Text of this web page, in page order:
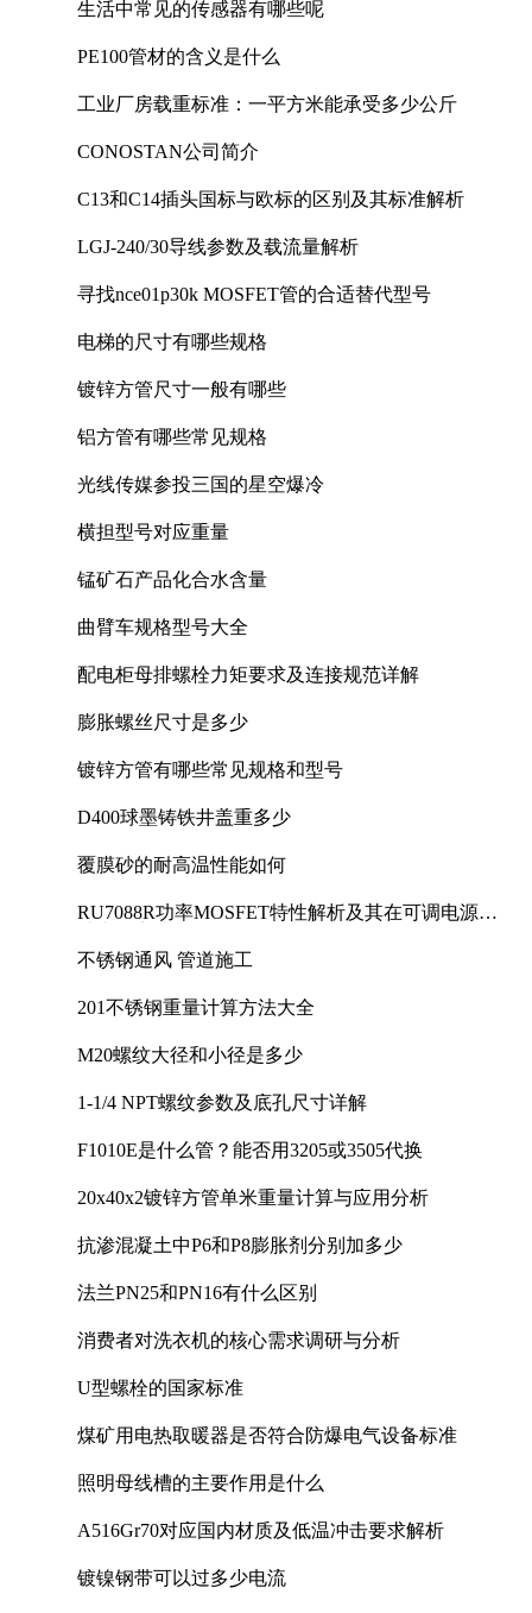
生活中常见的传感器有哪些呢
PE100管材的含义是什么
工业厂房载重标准：一平方米能承受多少公斤
CONOSTAN公司简介
C13和C14插头国标与欧标的区别及其标准解析
LGJ-240/30导线参数及载流量解析
寻找nce01p30k MOSFET管的合适替代型号
电梯的尺寸有哪些规格
镀锌方管尺寸一般有哪些
铝方管有哪些常见规格
光线传媒参投三国的星空爆冷
横担型号对应重量
锰矿石产品化合水含量
曲臂车规格型号大全
配电柜母排螺栓力矩要求及连接规范详解
膨胀螺丝尺寸是多少
镀锌方管有哪些常见规格和型号
D400球墨铸铁井盖重多少
覆膜砂的耐高温性能如何
RU7088R功率MOSFET特性解析及其在可调电源设
不锈钢通风 管道施工
201不锈钢重量计算方法大全
M20螺纹大径和小径是多少
1-1/4 NPT螺纹参数及底孔尺寸详解
F1010E是什么管？能否用3205或3505代换
20x40x2镀锌方管单米重量计算与应用分析
抗渗混凝土中P6和P8膨胀剂分别加多少
法兰PN25和PN16有什么区别
消费者对洗衣机的核心需求调研与分析
U型螺栓的国家标准
煤矿用电热取暖器是否符合防爆电气设备标准
照明母线槽的主要作用是什么
A516Gr70对应国内材质及低温冲击要求解析
镀镍钢带可以过多少电流